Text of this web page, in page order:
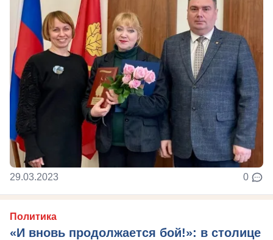
29.03.2023 0
Политика
«И вновь продолжается бой!»: в столице